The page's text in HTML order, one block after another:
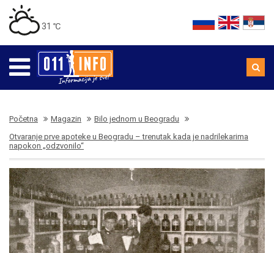
31 ℃
Početna Magazin
Bilo jednom u Beogradu
Otvaranje prve apoteke u Beogradu – trenutak kada je nadrilekarima
napokon „odzvonilo“